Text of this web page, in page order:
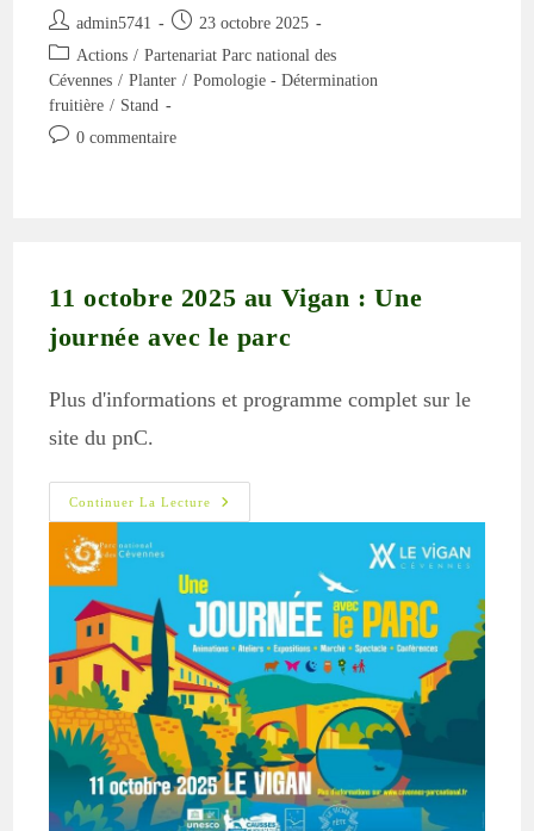
Auteur/autrice
de
la
publication :
admin5741
Publication
publiée :
23 octobre 2025
Post
category:
Actions / Partenariat Parc national des
Cévennes / Planter / Pomologie - Détermination
fruitière / Stand
Commentaires
0 commentaire
11 octobre 2025 au Vigan : Une
journée avec le parc
Plus d'informations et programme complet sur le
site du pnC.
Continuer La Lecture
11
Octobre
Une
Journée
Avec
Le
Parc